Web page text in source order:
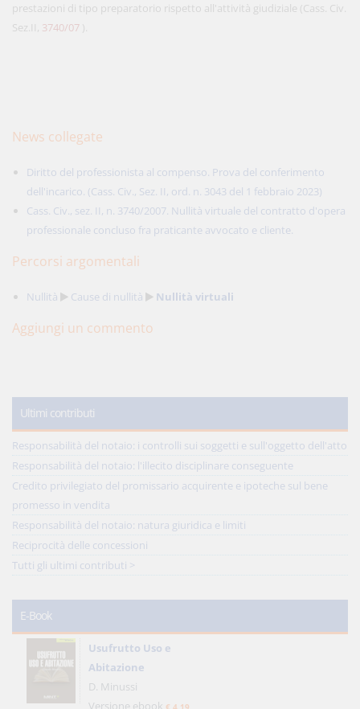
prestazioni di tipo preparatorio rispetto all'attività giudiziale (Cass. Civ.
Sez.II, 3740/07 ).
News collegate
Diritto del professionista al compenso. Prova del conferimento
dell'incarico. (Cass. Civ., Sez. II, ord. n. 3043 del 1 febbraio 2023)
Cass. Civ., sez. II, n. 3740/2007. Nullità virtuale del contratto d'opera
professionale concluso fra praticante avvocato e cliente.
Percorsi argomentali
Nullità Cause di nullità Nullità virtuali
Aggiungi un commento
Ultimi contributi
Responsabilità del notaio: i controlli sui soggetti e sull'oggetto dell'atto
Responsabilità del notaio: l'illecito disciplinare conseguente
Credito privilegiato del promissario acquirente e ipoteche sul bene
promesso in vendita
Responsabilità del notaio: natura giuridica e limiti
Reciprocità delle concessioni
Tutti gli ultimi contributi >
E-Book
Usufrutto Uso e
Abitazione
D. Minussi
Versione ebook € 4,19